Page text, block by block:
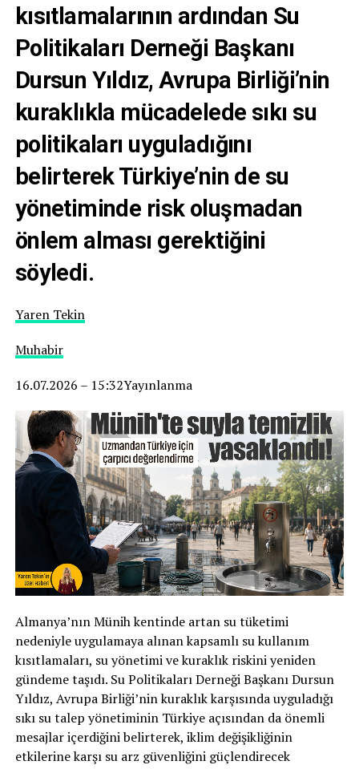
kısıtlamalarının ardından Su
Politikaları Derneği Başkanı
Dursun Yıldız, Avrupa Birliği’nin
kuraklıkla mücadelede sıkı su
politikaları uyguladığını
belirterek Türkiye’nin de su
yönetiminde risk oluşmadan
önlem alması gerektiğini
söyledi.
Yaren Tekin
Muhabir
16.07.2026 – 15:32Yayınlanma
Almanya’nın Münih kentinde artan su tüketimi
nedeniyle uygulamaya alınan kapsamlı su kullanım
kısıtlamaları, su yönetimi ve kuraklık riskini yeniden
gündeme taşıdı. Su Politikaları Derneği Başkanı Dursun
Yıldız, Avrupa Birliği’nin kuraklık karşısında uyguladığı
sıkı su talep yönetiminin Türkiye açısından da önemli
mesajlar içerdiğini belirterek, iklim değişikliğinin
etkilerine karşı su arz güvenliğini güçlendirecek